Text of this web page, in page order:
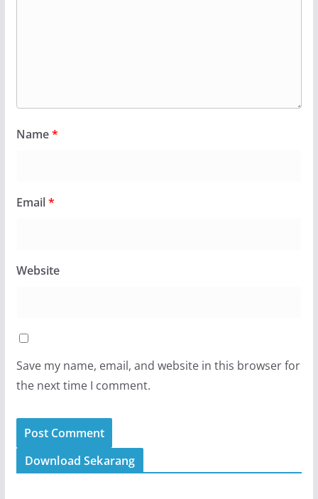
Name*
Email*
Website
Save my name, email, and website in this browser for
the next time I comment.
Download Sekarang